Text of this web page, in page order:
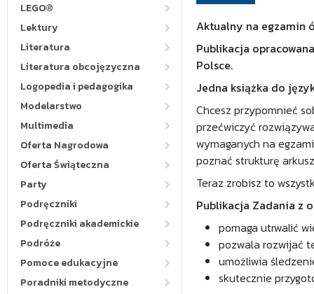
LEGO®
Lektury
Literatura
Literatura obcojęzyczna
Logopedia i pedagogika
Modelarstwo
Multimedia
Oferta Nagrodowa
Oferta Świąteczna
Party
Podręczniki
Podręczniki akademickie
Podróże
Pomoce edukacyjne
Poradniki metodyczne
Aktualny na egzamin
Publikacja
Polsce.
Jedna książka do
Chcesz przypomnieć
przećwiczyć
wymaganych na
poznać strukturę
Teraz zrobisz to
Publikacja Zadania z
pomaga utrwalić
pozwala rozwijać
umożliwia
skutecznie